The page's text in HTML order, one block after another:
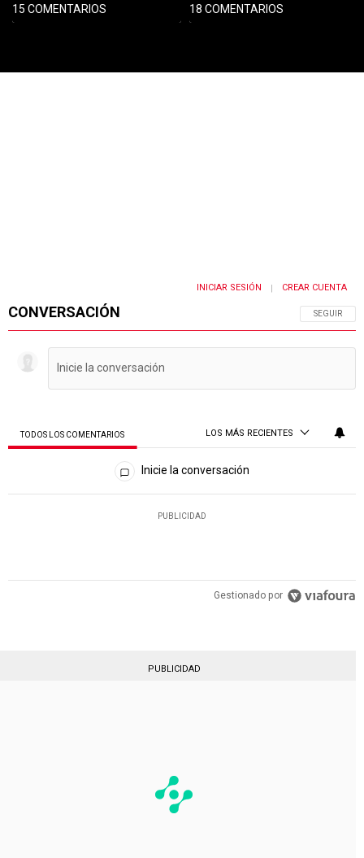
15 COMENTARIOS 18 COMENTARIOS
CONVERSACIÓN SIGA ESTA
SEGUIR
INICIAR SESIÓN | CREAR CUENTA
TODOS LOS COMENTARIOS LOS MÁS RECIENTES
Todos los comentarios
Inicie la conversación
PUBLICIDAD
Gestionado por
PUBLICIDAD